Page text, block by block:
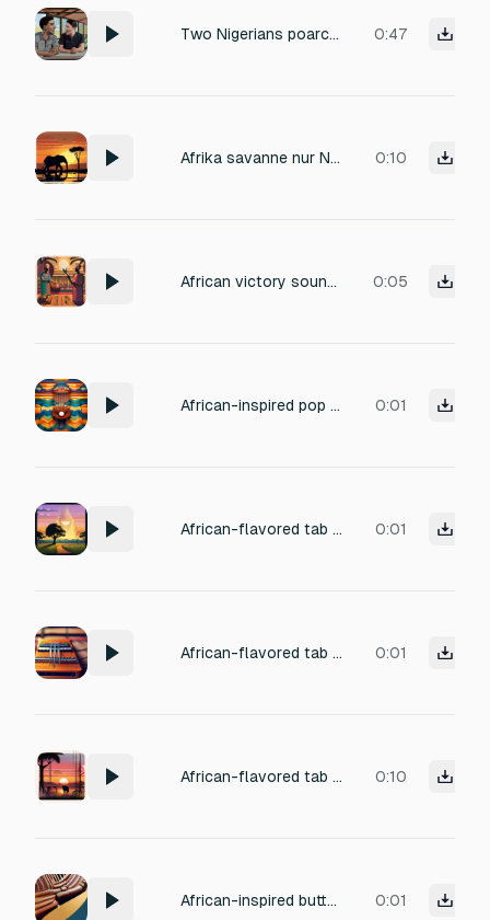
Two Nigerians poarchers has one is 23 year-old and the other is 20 year old animals caged has the poarchers laughing and continue laughing has the 23 year old lift his head up laughing and keep it up 0:47
Afrika savanne nur Natur 0:10
African victory sound: bright talking drum roll, cheerful kalimba flourish, subtle shakers, energetic 0:05
African-inspired pop sound for closing/cancelling: soft kalimba pluck, muted shaker, gentle fade, 0:01
African-flavored tab switch sound with light kalimba glide, soft pizzicato string, subtle percussion shimmer. 0:01
African-flavored tab switch sound with light kalimba glide, soft pizzicato string, subtle percussion shimmer. 0:01
African-flavored tab switch sound with light kalimba glide, soft pizzicato string, subtle percussion shimmer. 0:10
African-inspired button tap with soft wood click, subtle marimba pluck, gentle wind chime accent 0:01